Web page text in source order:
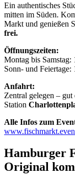
Ein authentisches
mitten im Süden.
Markt und genießen
frei.
Öffnungszeiten:
Montag bis
Sonn- und
Anfahrt:
Zentral gelegen –
Station
Alle Infos zum
Hamburger
Original